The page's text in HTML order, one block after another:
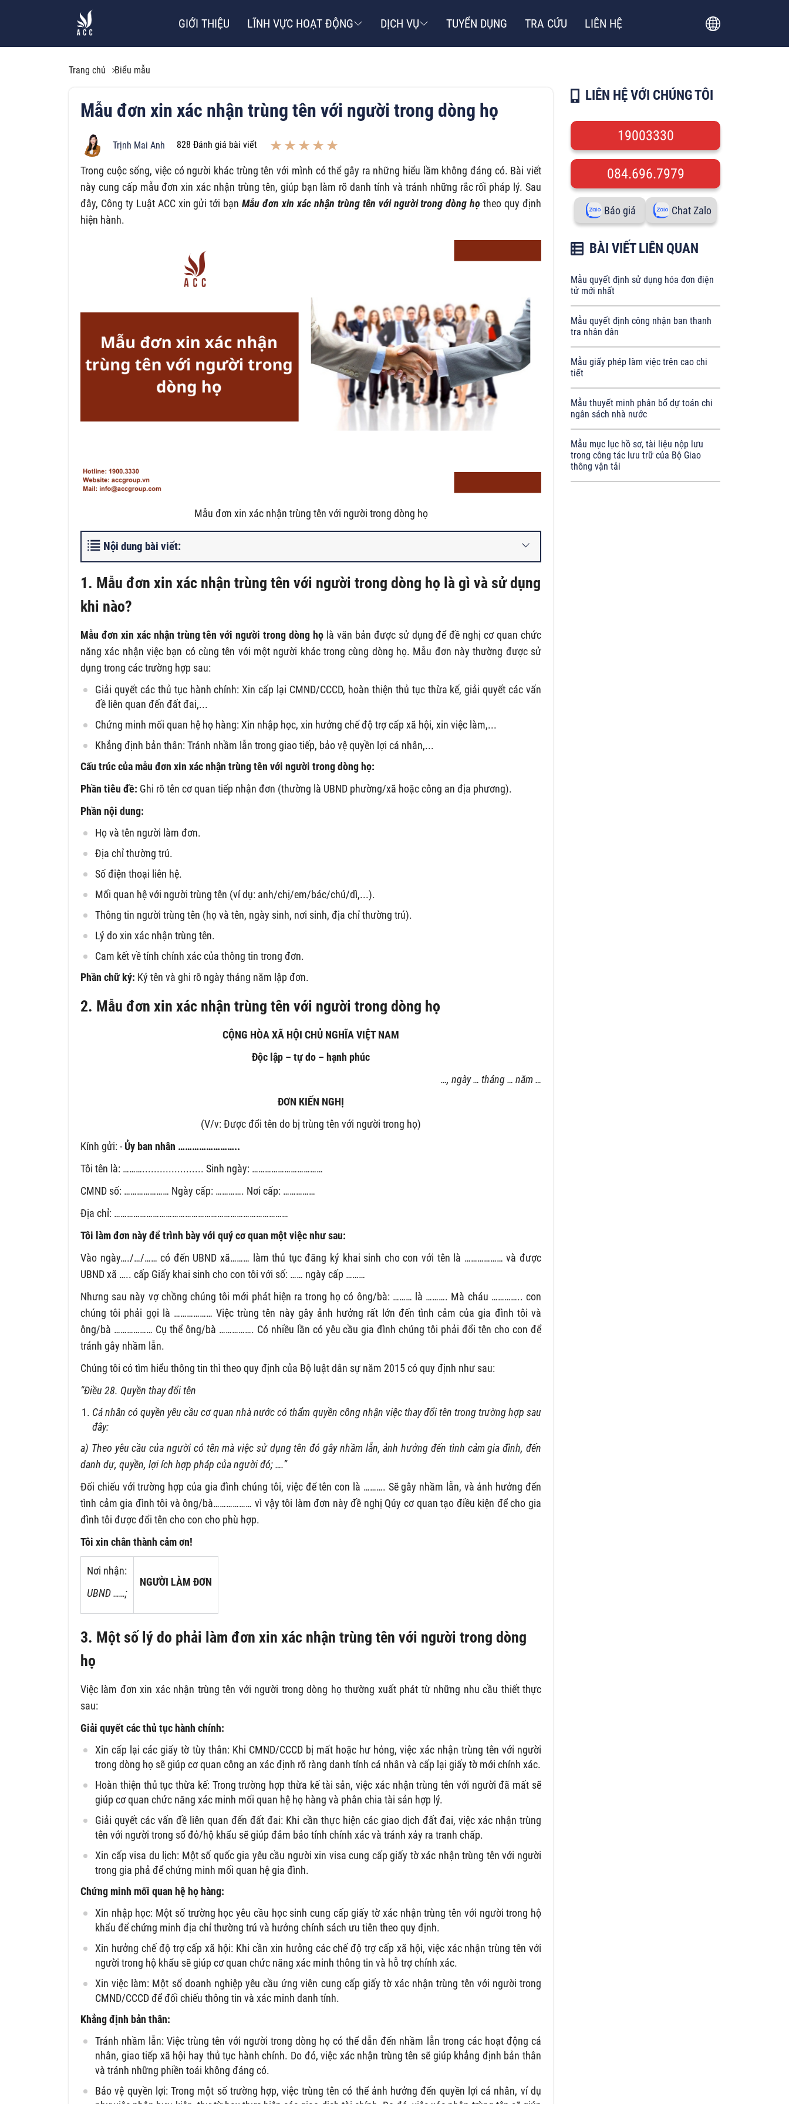
GIỚI THIỆU LĨNH VỰC HOẠT ĐỘNG DỊCH VỤ TUYỂN DỤNG TRA CỨU LIÊN HỆ
Trang chủ Biểu mẫu
Mẫu đơn xin xác nhận trùng tên với người trong dòng họ
Trịnh Mai Anh 828 Đánh giá bài viết
Trong cuộc sống, việc có người khác trùng tên với mình có thể gây ra những hiểu lầm không đáng có. Bài viết
này cung cấp mẫu đơn xin xác nhận trùng tên, giúp bạn làm rõ danh tính và tránh những rắc rối pháp lý. Sau
đây, Công ty Luật ACC xin gửi tới bạnMẫu đơn xin xác nhận trùng tên với người trong dòng họ theo quy định
hiện hành.
Mẫu đơn xin xác nhận trùng tên với người trong dòng họ
Nội dung bài viết:
1. Mẫu đơn xin xác nhận trùng tên với người trong dòng họ là gì và sử dụng
khi nào?
Mẫu đơn xin xác nhận trùng tên với người trong dòng họ là văn bản được sử dụng để đề nghị cơ quan chức
năng xác nhận việc bạn có cùng tên với một người khác trong cùng dòng họ. Mẫu đơn này thường được sử
dụng trong các trường hợp sau:
Giải quyết các thủ tục hành chính: Xin cấp lại CMND/CCCD, hoàn thiện thủ tục thừa kế, giải quyết các vấn
đề liên quan đến đất đai,...
Chứng minh mối quan hệ họ hàng:Xin nhập học, xin hưởng chế độ trợ cấp xã hội, xin việc làm,...
Khẳng định bản thân:Tránh nhầm lẫn trong giao tiếp, bảo vệ quyền lợi cá nhân,...
Cấu trúc của mẫu đơn xin xác nhận trùng tên với người trong dòng họ:
Phần tiêu đề: Ghi rõ tên cơ quan tiếp nhận đơn (thường là UBND phường/xã hoặc công an địa phương).
Phần nội dung:
Họ và tên người làm đơn.
Địa chỉ thường trú.
Số điện thoại liên hệ.
Mối quan hệ với người trùng tên (ví dụ: anh/chị/em/bác/chú/dì,...).
Thông tin người trùng tên (họ và tên, ngày sinh, nơi sinh, địa chỉ thường trú).
Lý do xin xác nhận trùng tên.
Cam kết về tính chính xác của thông tin trong đơn.
Phần chữ ký: Ký tên và ghi rõ ngày tháng năm lập đơn.
2. Mẫu đơn xin xác nhận trùng tên với người trong dòng họ
CỘNG HÒA XÃ HỘI CHỦ NGHĨA VIỆT NAM
Độc lập – tự do – hạnh phúc
…, ngày … tháng … năm …
ĐƠN KIẾN NGHỊ
(V/v: Được đổi tên do bị trùng tên với người trong họ)
Kính gửi: - Ủy ban nhân ……………………..
Tôi tên là: ………..................... Sinh ngày: ……………………………
CMND số: ………………… Ngày cấp: …………. Nơi cấp: ……………
Địa chỉ: ………………………………………………………………………
Tôi làm đơn này để trình bày với quý cơ quan một việc như sau:
Vào ngày…./…/…… có đến UBND xã……… làm thủ tục đăng ký khai sinh cho con với tên là ……………… và được
UBND xã ….. cấp Giấy khai sinh cho con tôi với số: …… ngày cấp ………
Nhưng sau này vợ chồng chúng tôi mới phát hiện ra trong họ có ông/bà: ……… là ………. Mà cháu ………….. con
chúng tôi phải gọi là ……………… Việc trùng tên này gây ảnh hưởng rất lớn đến tình cảm của gia đình tôi và
ông/bà ……………… Cụ thể ông/bà ……………. Có nhiều lần có yêu cầu gia đình chúng tôi phải đổi tên cho con để
tránh gây nhầm lẫn.
Chúng tôi có tìm hiểu thông tin thì theo quy định của Bộ luật dân sự năm 2015 có quy định như sau:
“Điều 28. Quyền thay đổi tên
Cá nhân có quyền yêu cầu cơ quan nhà nước có thẩm quyền công nhận việc thay đổi tên trong trường hợp sau
đây:
a) Theo yêu cầu của người có tên mà việc sử dụng tên đó gây nhầm lẫn, ảnh hưởng đến tình cảm gia đình, đến
danh dự, quyền, lợi ích hợp pháp của người đó; ….”
Đối chiếu với trường hợp của gia đình chúng tôi, việc để tên con là ………. Sẽ gây nhầm lẫn, và ảnh hưởng đến
tình cảm gia đình tôi và ông/bà……………… vì vậy tôi làm đơn này đề nghị Qúy cơ quan tạo điều kiện để cho gia
đình tôi được đổi tên cho con cho phù hợp.
Tôi xin chân thành cảm ơn!
Nơi nhận:
UBND ……;
NGƯỜI LÀM ĐƠN
3. Một số lý do phải làm đơn xin xác nhận trùng tên với người trong dòng
họ
Việc làm đơn xin xác nhận trùng tên với người trong dòng họ thường xuất phát từ những nhu cầu thiết thực
sau:
Giải quyết các thủ tục hành chính:
Xin cấp lại các giấy tờ tùy thân:Khi CMND/CCCD bị mất hoặc hư hỏng, việc xác nhận trùng tên với người
trong dòng họ sẽ giúp cơ quan công an xác định rõ ràng danh tính cá nhân và cấp lại giấy tờ mới chính xác.
Hoàn thiện thủ tục thừa kế:Trong trường hợp thừa kế tài sản, việc xác nhận trùng tên với người đã mất sẽ
giúp cơ quan chức năng xác minh mối quan hệ họ hàng và phân chia tài sản hợp lý.
Giải quyết các vấn đề liên quan đến đất đai: Khi cần thực hiện các giao dịch đất đai, việc xác nhận trùng
tên với người trong sổ đỏ/hộ khẩu sẽ giúp đảm bảo tính chính xác và tránh xảy ra tranh chấp.
Xin cấp visa du lịch: Một số quốc gia yêu cầu người xin visa cung cấp giấy tờ xác nhận trùng tên với người
trong gia phả để chứng minh mối quan hệ gia đình.
Chứng minh mối quan hệ họ hàng:
Xin nhập học: Một số trường học yêu cầu học sinh cung cấp giấy tờ xác nhận trùng tên với người trong hộ
khẩu để chứng minh địa chỉ thường trú và hưởng chính sách ưu tiên theo quy định.
Xin hưởng chế độ trợ cấp xã hội: Khi cần xin hưởng các chế độ trợ cấp xã hội, việc xác nhận trùng tên với
người trong hộ khẩu sẽ giúp cơ quan chức năng xác minh thông tin và hỗ trợ chính xác.
Xin việc làm: Một số doanh nghiệp yêu cầu ứng viên cung cấp giấy tờ xác nhận trùng tên với người trong
CMND/CCCD để đối chiếu thông tin và xác minh danh tính.
Khẳng định bản thân:
Tránh nhầm lẫn: Việc trùng tên với người trong dòng họ có thể dẫn đến nhầm lẫn trong các hoạt động cá
nhân, giao tiếp xã hội hay thủ tục hành chính. Do đó, việc xác nhận trùng tên sẽ giúp khẳng định bản thân
và tránh những phiền toái không đáng có.
Bảo vệ quyền lợi:Trong một số trường hợp, việc trùng tên có thể ảnh hưởng đến quyền lợi cá nhân, ví dụ
LIÊN HỆ VỚI CHÚNG TÔI
19003330
084.696.7979
Báo giá Chat Zalo
BÀI VIẾT LIÊN QUAN
Mẫu quyết định sử dụng hóa đơn điện
tử mới nhất
Mẫu quyết định công nhận ban thanh
tra nhân dân
Mẫu giấy phép làm việc trên cao chi
tiết
Mẫu thuyết minh phân bổ dự toán chi
ngân sách nhà nước
Mẫu mục lục hồ sơ, tài liệu nộp lưu
trong công tác lưu trữ của Bộ Giao
thông vận tải